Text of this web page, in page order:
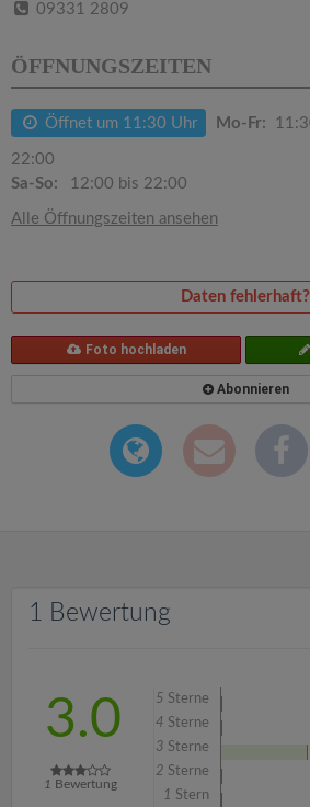
09331 2809
ÖFFNUNGSZEITEN
Öffnet um 11:30 Uhr Mo-Fr:
22:00
Sa-So:
12:00 bis 22:00
Alle Öffnungszeiten ansehen
Daten fehlerhaft?
Foto hochladen
Abonnieren
1 Bewertung
3.0
1 Bewertung
5 Sterne
4 Sterne
3 Sterne
2 Sterne
1 Stern
a
t
i
o
n